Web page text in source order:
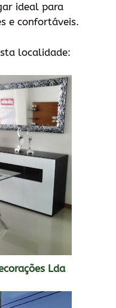
ideal para
e confortáveis.
localidade:
Lda